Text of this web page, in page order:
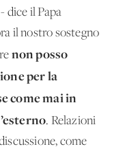
dice il Papa
il nostro sostegno
non posso
per la
come mai in
. Relazioni
come